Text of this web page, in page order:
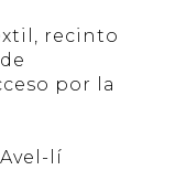
recinto
por la
lí